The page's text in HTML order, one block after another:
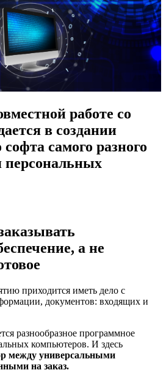
работе со
в создании
самого разного
персональных
а не
приходится иметь дело с
документов: входящих и
разнообразное программное
компьютеров. И здесь
между универсальными
на заказ.